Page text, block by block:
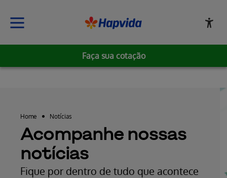
Faça sua cotação
Home Notícias
Acompanhe nossas
notícias
Fique por dentro de tudo que acontece